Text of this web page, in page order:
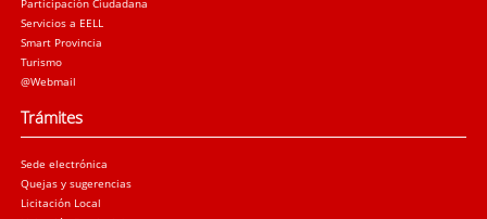
Participación Ciudadana
Servicios a EELL
Smart Provincia
Turismo
@Webmail
Trámites
Sede electrónica
Quejas y sugerencias
Licitación Local